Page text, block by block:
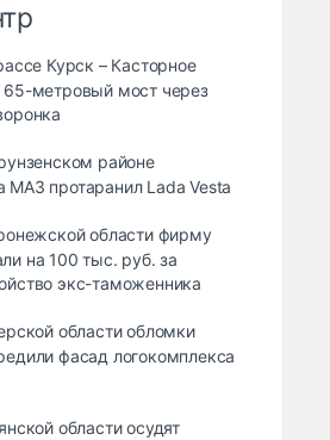
Курск – Касторное
65-метровый мост через
районе
МАЗ протаранил Lada Vesta
области фирму
на 100 тыс. руб. за
экс-таможенника
области обломки
фасад логокомплекса
области осудят